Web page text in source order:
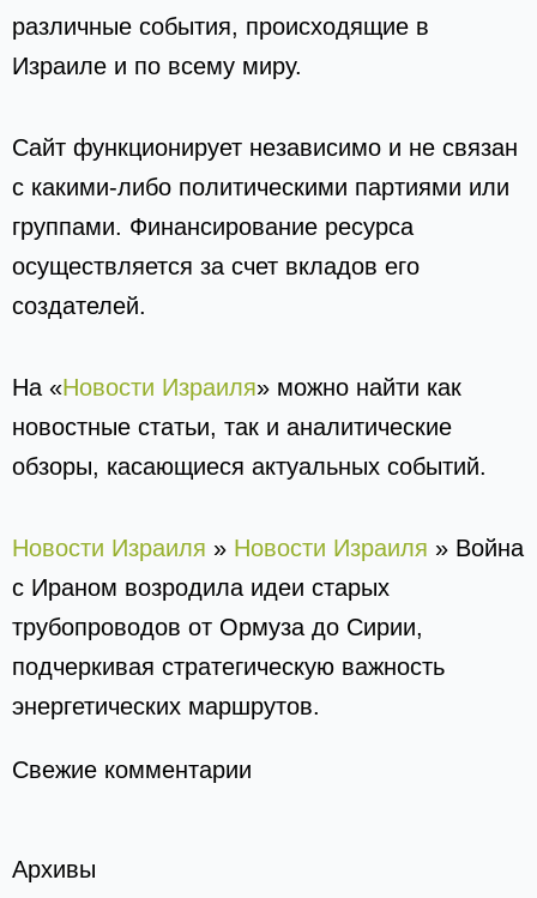
различные события, происходящие в
Израиле и по всему миру.
Сайт функционирует независимо и не связан
с какими-либо политическими партиями или
группами. Финансирование ресурса
осуществляется за счет вкладов его
создателей.
На «Новости Израиля» можно найти как
новостные статьи, так и аналитические
обзоры, касающиеся актуальных событий.
Новости Израиля » Новости Израиля » Война
с Ираном возродила идеи старых
трубопроводов от Ормуза до Сирии,
подчеркивая стратегическую важность
энергетических маршрутов.
Свежие комментарии
Архивы